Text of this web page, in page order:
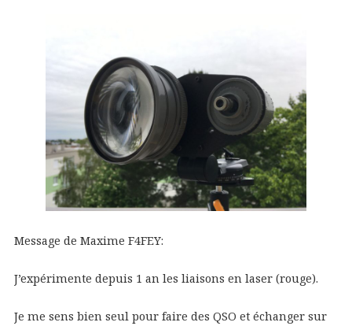
Message de Maxime F4FEY:
J’expérimente depuis 1 an les liaisons en laser (rouge).
Je me sens bien seul pour faire des QSO et échanger sur